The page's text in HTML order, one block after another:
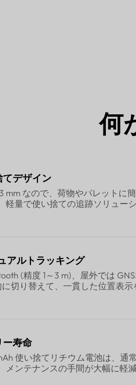
何
デザイン
mm なので、荷物やパレットに
軽量で使い捨ての追跡ソリュー
アルトラッキング
(精度 1～3 m)、屋外では
切り替えて、一貫した位置表
ー寿命
使い捨てリチウム電池は、通
メンテナンスの手間が大幅に軽